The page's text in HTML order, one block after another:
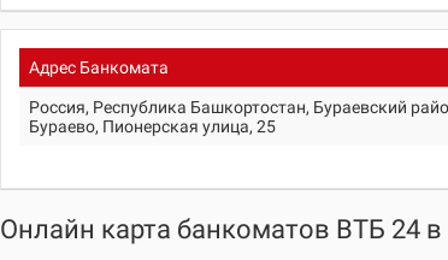
Адрес Банкомата
Россия, Республика Башкортостан, Бураевский
Бураево, Пионерская улица, 25
Онлайн карта банкоматов ВТБ 24 в